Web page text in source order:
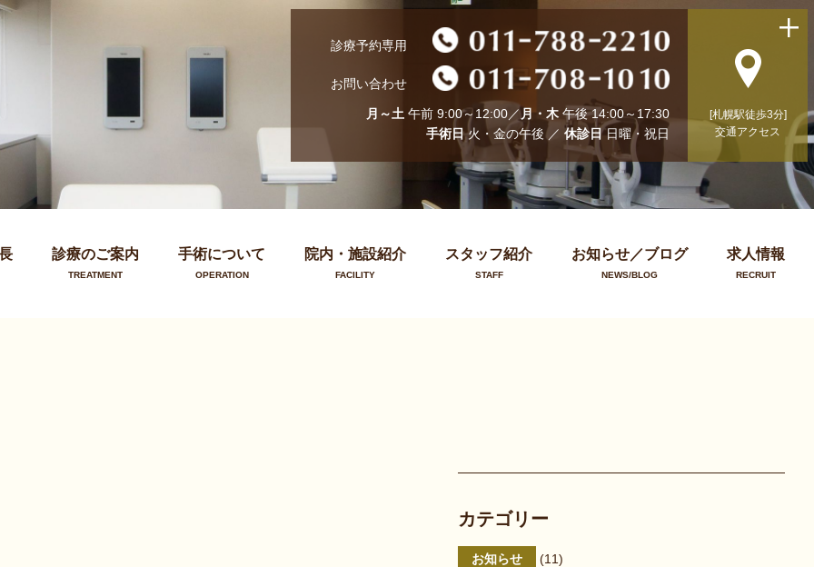
診療予約専用
お問い合わせ
月～土 午前 9:00～12:00／月・木 午後 14:00～17:30
手術日火・金の午後 ／ 休診日日曜・祝日
[札幌駅徒歩3分]
交通アクセス
診療のご案内
TREATMENT
手術について
OPERATION
院内・施設紹介
FACILITY
スタッフ紹介
STAFF
お知らせ／ブログ
NEWS/BLOG
求人情報
RECRUIT
カテゴリー
お知らせ
(11)